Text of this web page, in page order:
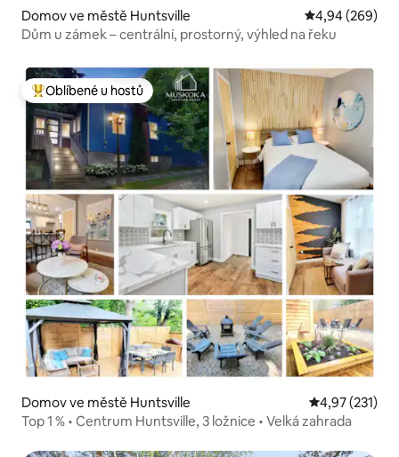
Domov ve městě Huntsville Průměrné
4,94 (269)
Dům u zámek – centrální, prostorný, výhled na řeku
Nejlepší v kategorii Oblíbené u hostů
Oblíbené u hostů
Domov ve městě Huntsville Průměrné
4,97 (231)
Top 1 % • Centrum Huntsville, 3 ložnice • Velká zahrada